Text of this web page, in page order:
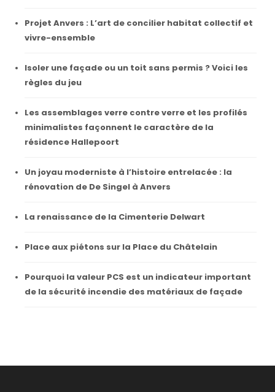
Projet Anvers : L’art de concilier habitat collectif et
vivre-ensemble
Isoler une façade ou un toit sans permis ? Voici les
règles du jeu
Les assemblages verre contre verre et les profilés
minimalistes façonnent le caractère de la
résidence Hallepoort
Un joyau moderniste à l’histoire entrelacée : la
rénovation de De Singel à Anvers
La renaissance de la Cimenterie Delwart
Place aux piétons sur la Place du Châtelain
Pourquoi la valeur PCS est un indicateur important
de la sécurité incendie des matériaux de façade